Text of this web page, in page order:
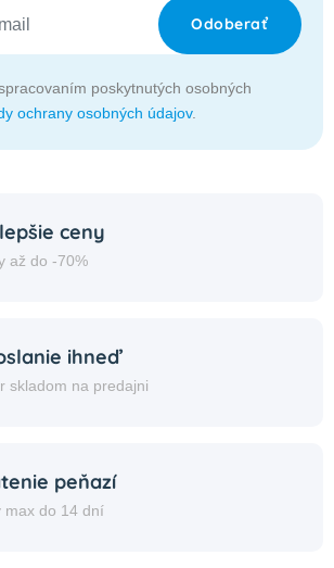
Odoberať
poskytnutých osobných
ochrany osobných údajov.
ceny
až do -70%
ihneď
skladom na predajni
peňazí
max do 14 dní